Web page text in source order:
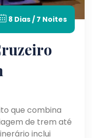
8 Dias / 7 Noites
que combina
de trem até
inclui